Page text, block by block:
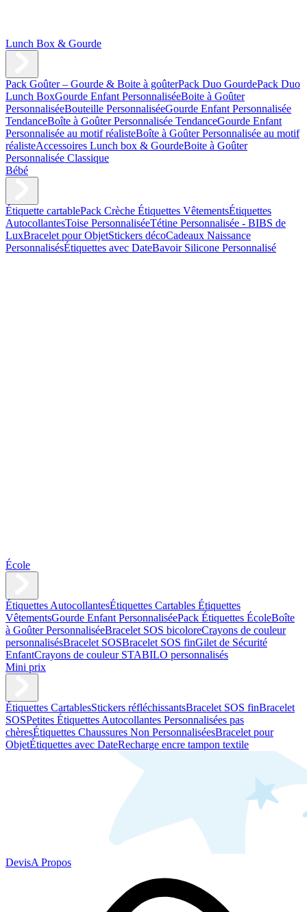
Lunch Box & Gourde
Pack Goûter – Gourde & Boite à goûterPack Duo GourdePack Duo
Lunch BoxGourde Enfant PersonnaliséeBoite à Goûter
PersonnaliséeBouteille PersonnaliséeGourde Enfant Personnalisée
TendanceBoîte à Goûter Personnalisée TendanceGourde Enfant
Personnalisée au motif réalisteBoîte à Goûter Personnalisée au motif
réalisteAccessoires Lunch box & GourdeBoite à Goûter
Personnalisée Classique
Bébé
Étiquette cartablePack Crèche Étiquettes VêtementsÉtiquettes
AutocollantesToise PersonnaliséeTétine Personnalisée - BIBS de
LuxBracelet pour ObjetStickers décoCadeaux Naissance
PersonnalisésÉtiquettes avec DateBavoir Silicone Personnalisé
École
Étiquettes AutocollantesÉtiquettes Cartables Étiquettes
VêtementsGourde Enfant PersonnaliséePack Étiquettes ÉcoleBoîte
à Goûter PersonnaliséeBracelet SOS bicoloreCrayons de couleur
personnalisésBracelet SOSBracelet SOS finGilet de Sécurité
EnfantCrayons de couleur STABILO personnalisés
Mini prix
Étiquettes CartablesStickers réfléchissantsBracelet SOS finBracelet
SOSPetites Étiquettes Autocollantes Personnalisées pas
chèresÉtiquettes Chaussures Non PersonnaliséesBracelet pour
ObjetÉtiquettes avec DateRecharge encre tampon textile
DevisA Propos